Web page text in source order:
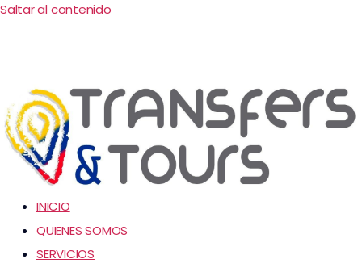
Saltar al contenido
INICIO
QUIENES SOMOS
SERVICIOS